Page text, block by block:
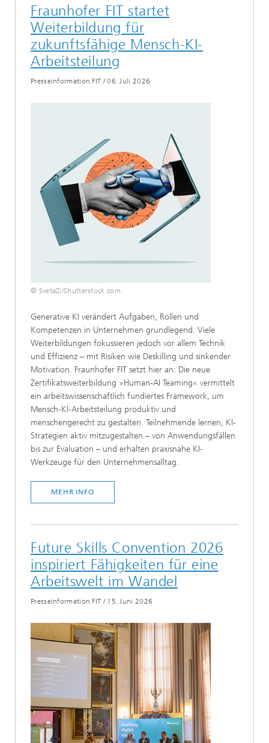
Fraunhofer FIT startet
Weiterbildung für
zukunftsfähige Mensch-KI-
Arbeitsteilung
Presseinformation FIT /06. Juli 2026
© SvetaZi/Shutterstock.com
Generative KI verändert Aufgaben, Rollen und
Kompetenzen in Unternehmen grundlegend. Viele
Weiterbildungen fokussieren jedoch vor allem Technik
und Effizienz – mit Risiken wie Deskilling und sinkender
Motivation. Fraunhofer FIT setzt hier an: Die neue
Zertifikatsweiterbildung »Human-AI Teaming« vermittelt
ein arbeitswissenschaftlich fundiertes Framework, um
Mensch-KI-Arbeitsteilung produktiv und
menschengerecht zu gestalten. Teilnehmende lernen, KI-
Strategien aktiv mitzugestalten – von Anwendungsfällen
bis zur Evaluation – und erhalten praxisnahe KI-
Werkzeuge für den Unternehmensalltag.
MEHR INFO
Future Skills Convention 2026
inspiriert Fähigkeiten für eine
Arbeitswelt im Wandel
Presseinformation FIT / 15. Juni 2026